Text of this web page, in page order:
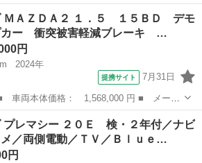
ＡＺワゴン ■ グレード名： ＸＳスペ
純正ＣＤオーディオ ＥＴＣ スマート
ゴン
ＭＡＺＤＡ２ １．５ １５ＢＤ デモ
カー 衝突被害軽減ブレーキ …
円
2024年
提携サイト 7月31日
： ＭＡＺＤＡ２ ■ グレード名： １．
カー 衝突被害軽減ブレーキ ３６０ ■
プレマシー ２０Ｅ 検・２年付／ナビ
メ／両側電動／ＴＶ／Ｂｌｕｅ…
円